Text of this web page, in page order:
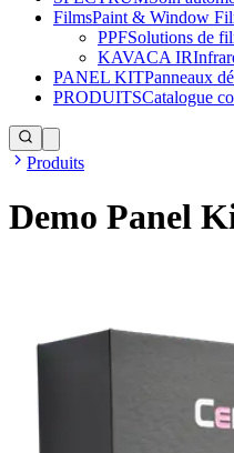
FilmsPaint & Window
PPFSolutions de
KAVACA IR
PANEL KITPanneaux
PRODUITSCatalogue
Produits
Demo Panel